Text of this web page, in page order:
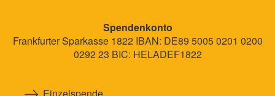
Spendenkonto
Frankfurter Sparkasse 1822 IBAN: DE89 5005 0201 0200
0292 23 BIC: HELADEF1822
Einzelspende